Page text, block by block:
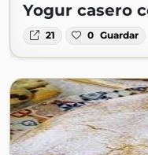
Yogur casero
21 0 Guardar